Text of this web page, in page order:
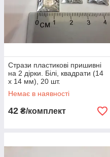
Стрази пластикові пришивні
на 2 дірки. Білі, квадрати (14
х 14 мм), 20 шт.
Немає в наявності
42 ₴/комплект